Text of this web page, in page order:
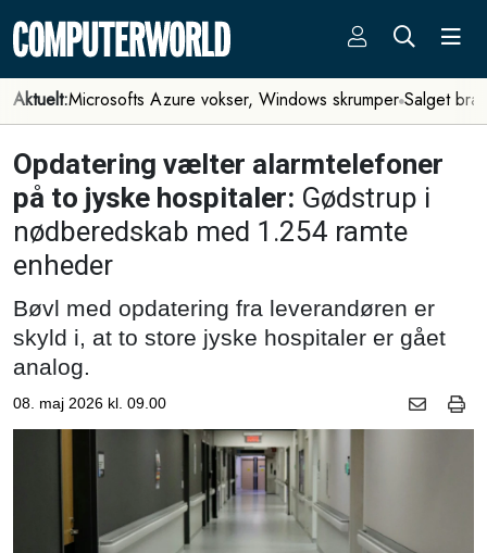
Aktuelt:Microsofts Azure vokser, Windows skrumper Salget
Opdatering vælter alarmtelefoner
på to jyske hospitaler: Gødstrup i
nødberedskab med 1.254 ramte
enheder
Bøvl med opdatering fra leverandøren er
skyld i, at to store jyske hospitaler er gået
analog.
08. maj 2026 kl. 09.00